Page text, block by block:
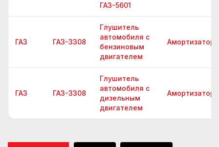
ГАЗ-5601
ГАЗ ГАЗ-3308
Глушитель
автомобиля с
бензиновым
двигателем
Амортизатор
ГАЗ ГАЗ-3308
Глушитель
автомобиля с
дизельным
двигателем
Амортизатор